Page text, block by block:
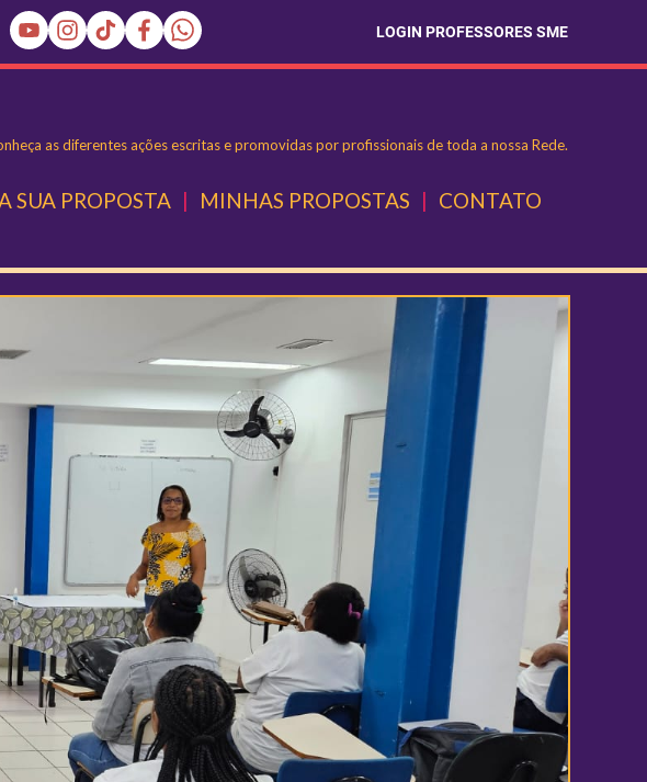
LOGIN PROFESSORES SME
as diferentes ações escritas e promovidas por profissionais de toda a nossa Rede.
SUA PROPOSTA | MINHAS PROPOSTAS | CONTATO